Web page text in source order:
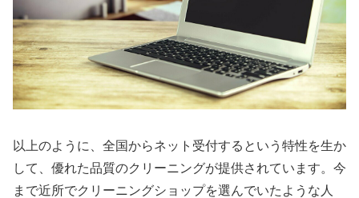
以上のように、全国からネット受付するという特性を生か
して、優れた品質のクリーニングが提供されています。今
まで近所でクリーニングショップを選んでいたような人